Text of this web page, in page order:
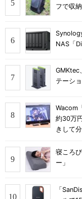
フで収
NAS「
GMKtec
テーシ
Wacom
約30万
きして
寝ころ
ー」
「